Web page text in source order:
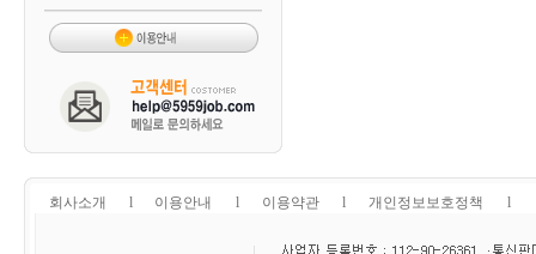
회사소개 l 이용안내 l 이용약관 l 개인정보보호정책 l